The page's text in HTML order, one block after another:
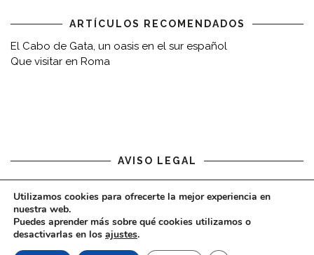
ARTÍCULOS RECOMENDADOS
El Cabo de Gata, un oasis en el sur español
Que visitar en Roma
AVISO LEGAL
Aviso legal
Utilizamos cookies para ofrecerte la mejor experiencia en
nuestra web.
Puedes aprender más sobre qué cookies utilizamos o
desactivarlas en los ajustes.